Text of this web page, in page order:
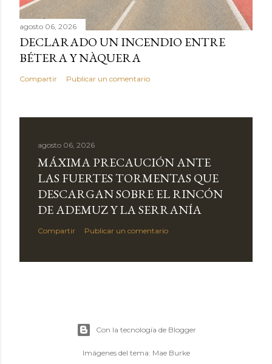
agosto 06, 2026
DECLARADO UN INCENDIO ENTRE
BÉTERA Y NÀQUERA
Compartir Publicar un comentario
agosto 06, 2026
MÁXIMA PRECAUCIÓN ANTE
LAS FUERTES TORMENTAS QUE
DESCARGAN SOBRE EL RINCÓN
DE ADEMUZ Y LA SERRANÍA
Compartir Publicar un comentario
Con la tecnología de Blogger
Imágenes del tema: Mae Burke